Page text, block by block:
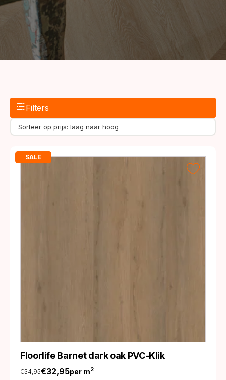
Filters
SALE
Floorlife Barnet dark oak PVC-Klik
€34,95
Oorspronkelijke
€32,95
Huidige
per m2